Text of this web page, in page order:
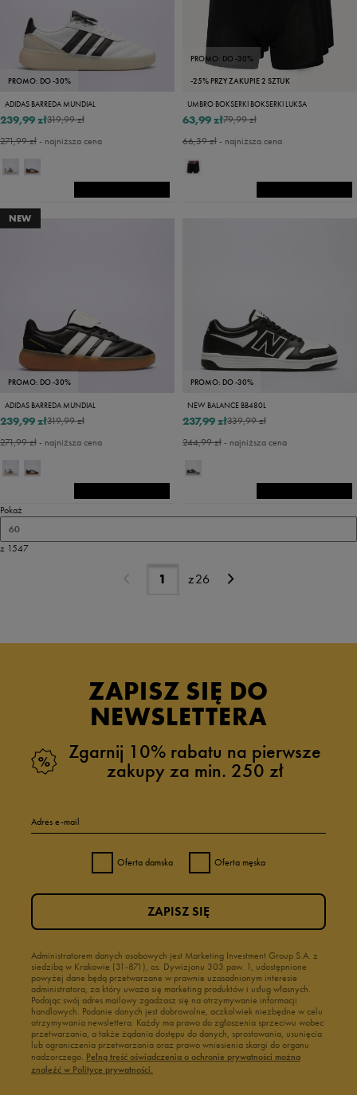
PROMO: DO -30%
ADIDAS BARREDA MUNDIAL
319,99 zł
239,99 zł
271,99 zł- najniższa cena
PROMO: DO -30%
-25% PRZY ZAKUPIE 2 SZTUK
UMBRO BOKSERKI BOKSERKI LUKSA
79,99 zł
63,99 zł
66,39 zł- najniższa cena
NEW
PROMO: DO -30%
ADIDAS BARREDA MUNDIAL
319,99 zł
239,99 zł
271,99 zł- najniższa cena
PROMO: DO -30%
NEW BALANCE BB480L
339,99 zł
237,99 zł
244,99 zł- najniższa cena
Pokaż
60
z 1547
z26
ZAPISZ SIĘ DO
NEWSLETTERA
Zgarnij 10% rabatu na pierwsze
zakupy za min. 250 zł
Adres e-mail
Oferta damska Oferta męska
Administratorem danych osobowych jest Marketing Investment Group S.A. z
siedzibą w Krakowie (31-871), os. Dywizjonu 303 paw. 1, udostępnione
powyżej dane będą przetwarzane w prawnie uzasadnionym interesie
administratora, za który uważa się marketing produktów i usług własnych.
Podając swój adres mailowy zgadzasz się na otrzymywanie informacji
handlowych. Podanie danych jest dobrowolne, aczkolwiek niezbędne w celu
otrzymywania newslettera. Każdy ma prawo do zgłoszenia sprzeciwu wobec
przetwarzania, a także żądania dostępu do danych, sprostowania, usunięcia
lub ograniczenia przetwarzania oraz prawo wniesienia skargi do organu
nadzorczego. Pełną treść oświadczenia o ochronie prywatności można
znaleźć w Polityce prywatności.
ZAPISZ SIĘ